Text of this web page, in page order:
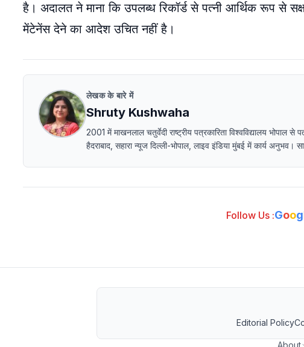
है। अदालत ने माना कि उपलब्ध रिकॉर्ड से पत्नी आर्थिक रूप से
मेंटेनेंस देने का आदेश उचित नहीं है।
लेखक के बारे में
Shruty Kushwaha
2001 में माखनलाल चतुर्वेदी राष्ट्रीय पत्रकारिता विश्वविद्यालय
हैदराबाद, सहारा न्यूज दिल्ली-भोपाल, लाइव इंडिया मुंबई में कार्य अनुभव।
Follow Us :Goog
Editorial Policy
About